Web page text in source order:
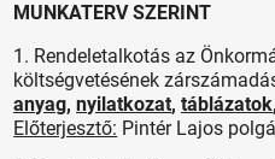
MUNKATERV SZERINT
1. Rendeletalkotás az
költségvetésének
anyag,nyilatkozat,táblázatok
Előterjesztő: Pintér Lajos